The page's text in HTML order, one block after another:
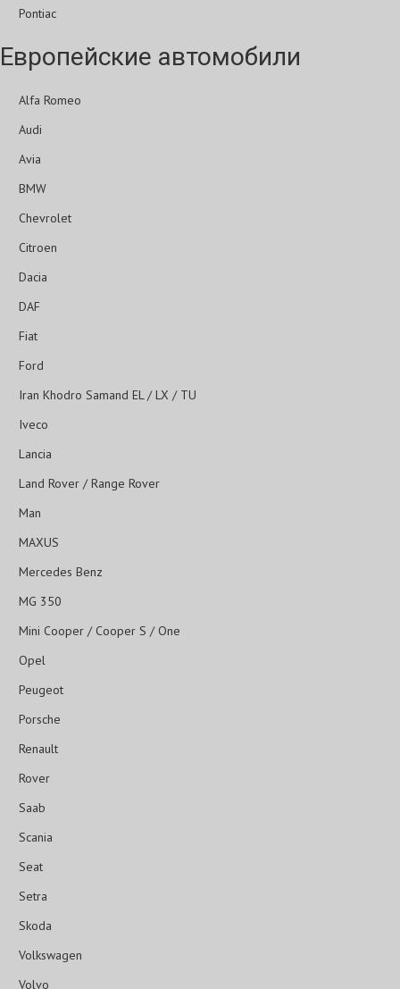
Pontiac
Европейские автомобили
Alfa Romeo
Audi
Avia
BMW
Chevrolet
Citroen
Dacia
DAF
Fiat
Ford
Iran Khodro Samand EL / LX / TU
Iveco
Lancia
Land Rover / Range Rover
Man
MAXUS
Mercedes Benz
MG 350
Mini Cooper / Cooper S / One
Opel
Peugeot
Porsche
Renault
Rover
Saab
Scania
Seat
Setra
Skoda
Volkswagen
Volvo